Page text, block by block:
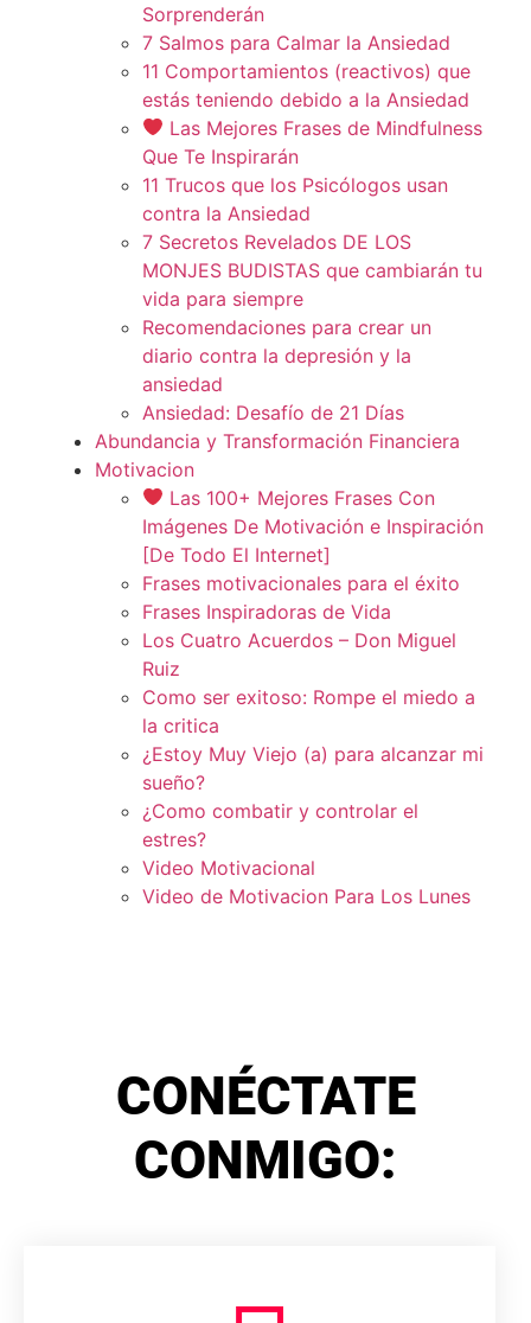
Sorprenderán
7 Salmos para Calmar la Ansiedad
11 Comportamientos (reactivos) que
estás teniendo debido a la Ansiedad
Las Mejores Frases de Mindfulness
Que Te Inspirarán
11 Trucos que los Psicólogos usan
contra la Ansiedad
7 Secretos Revelados DE LOS
MONJES BUDISTAS que cambiarán tu
vida para siempre
Recomendaciones para crear un
diario contra la depresión y la
ansiedad
Ansiedad: Desafío de 21 Días
Abundancia y Transformación Financiera
Motivacion
Las 100+ Mejores Frases Con
Imágenes De Motivación e Inspiración
[De Todo El Internet]
Frases motivacionales para el éxito
Frases Inspiradoras de Vida
Los Cuatro Acuerdos – Don Miguel
Ruiz
Como ser exitoso: Rompe el miedo a
la critica
¿Estoy Muy Viejo (a) para alcanzar mi
sueño?
¿Como combatir y controlar el
estres?
Video Motivacional
Video de Motivacion Para Los Lunes
CONÉCTATE
CONMIGO: